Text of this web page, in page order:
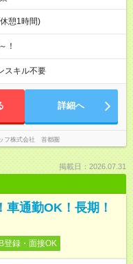
憩1時間)
！
スキル不要
詳細へ
フ株式会社 首都圏
掲載日：2026.07.31
車通勤OK！長期！
登録・面接OK